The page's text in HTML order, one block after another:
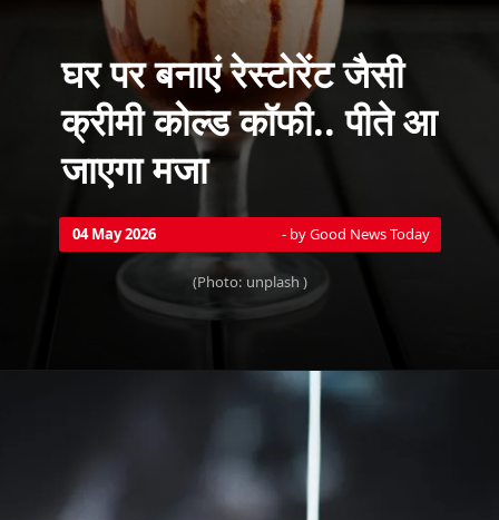
घर पर बनाएं रेस्टोरेंट जैसी
क्रीमी कोल्ड कॉफी.. पीते आ
जाएगा मजा
04 May 2026 - by Good News Today
(Photo: unplash )